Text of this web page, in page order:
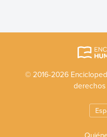
© 2016-2026